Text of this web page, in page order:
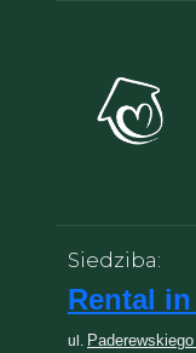
Siedziba:
Rental
ul. Paderewskiego